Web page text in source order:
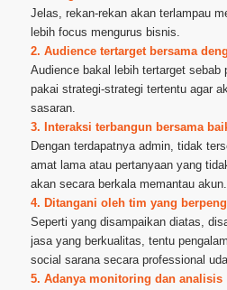
Jelas, rekan-rekan akan terlampau
lebih focus mengurus bisnis.
2. Audience tertarget bersama
Audience bakal lebih tertarget sebab
pakai strategi-strategi tertentu agar
sasaran.
3. Interaksi terbangun bersama
Dengan terdapatnya admin, tidak
amat lama atau pertanyaan yang
akan secara berkala memantau akun.
4. Ditangani oleh tim yang
Seperti yang disampaikan diatas,
jasa yang berkualitas, tentu
social sarana secara professional
5. Adanya monitoring dan analisis